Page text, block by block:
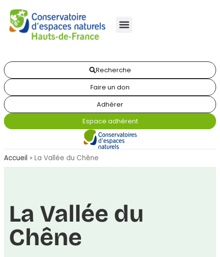
Recherche
Faire un don
Adhérer
Espace adhérent
Accueil » La Vallée du Chêne
La Vallée du
Chêne